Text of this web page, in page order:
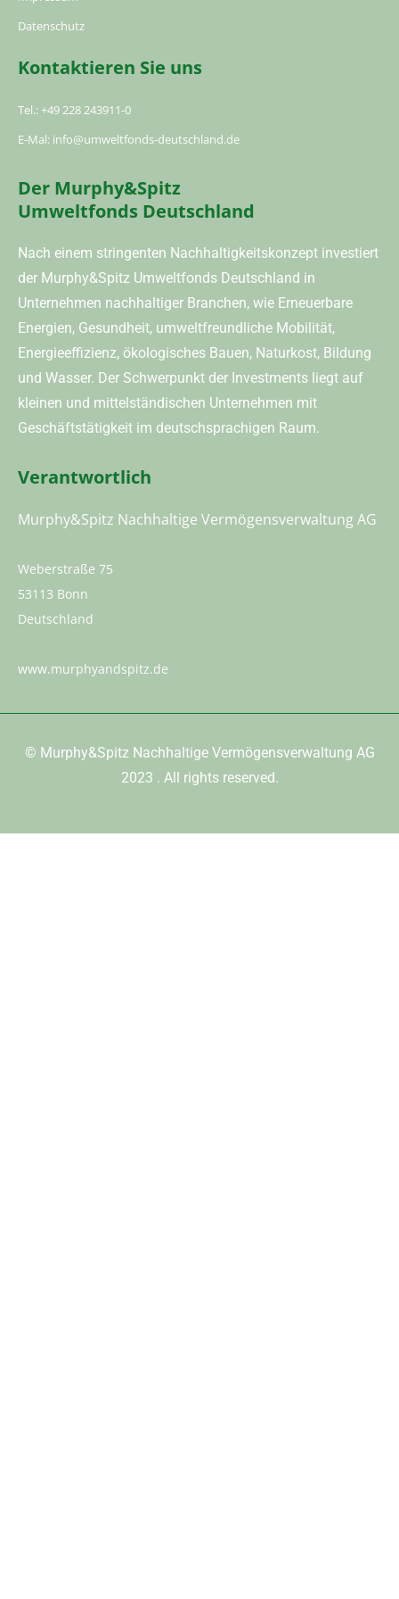
Datenschutz
Kontaktieren Sie uns
Tel.: +49 228 243911-0
E-Mal: info@umweltfonds-deutschland.de
Der Murphy&Spitz
Umweltfonds Deutschland
Nach einem stringenten Nachhaltigkeitskonzept investiert
der Murphy&Spitz Umweltfonds Deutschland in
Unternehmen nachhaltiger Branchen, wie Erneuerbare
Energien, Gesundheit, umweltfreundliche Mobilität,
Energieeffizienz, ökologisches Bauen, Naturkost, Bildung
und Wasser. Der Schwerpunkt der Investments liegt auf
kleinen und mittelständischen Unternehmen mit
Geschäftstätigkeit im deutschsprachigen Raum.
Verantwortlich
Murphy&Spitz Nachhaltige Vermögensverwaltung AG
Weberstraße 75
53113 Bonn
Deutschland
www.murphyandspitz.de
© Murphy&Spitz Nachhaltige Vermögensverwaltung AG
2023 . All rights reserved.